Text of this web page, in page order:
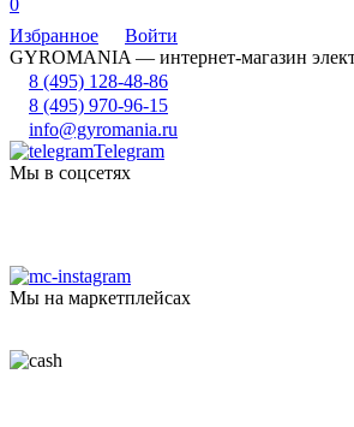
Избранное
Войти
GYROMANIA — интернет-магазин
8 (495) 128-48-86
8 (495) 970-96-15
info@gyromania.ru
Telegram
Мы в соцсетях
Мы на маркетплейсах